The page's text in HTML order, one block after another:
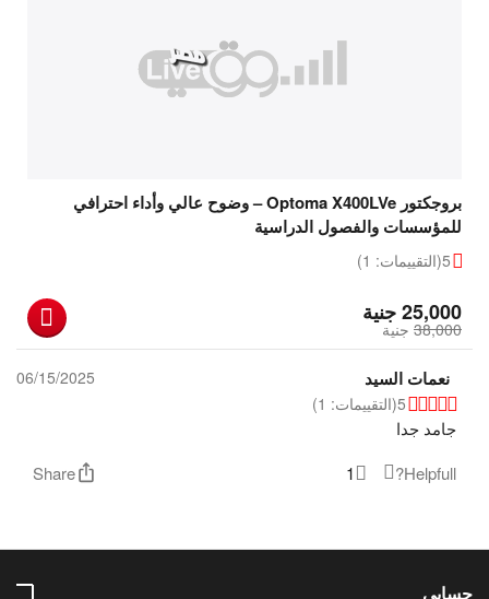
بروجكتور Optoma X400LVe – وضوح عالي وأداء احترافي
للمؤسسات والفصول الدراسية
5(التقييمات: 1)
جنية25,000
جنية 38,000
نعمات السيد
06/15/2025
5(التقييمات: 1)
جامد جدا
Helpfull?
1
Share
حسابي